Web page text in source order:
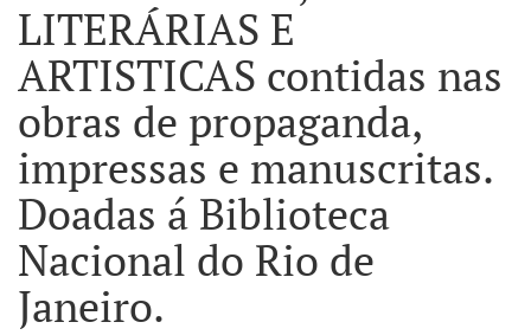
LITERÁRIAS E
ARTISTICAS contidas nas
obras de propaganda,
impressas e manuscritas.
Doadas á Biblioteca
Nacional do Rio de
Janeiro.